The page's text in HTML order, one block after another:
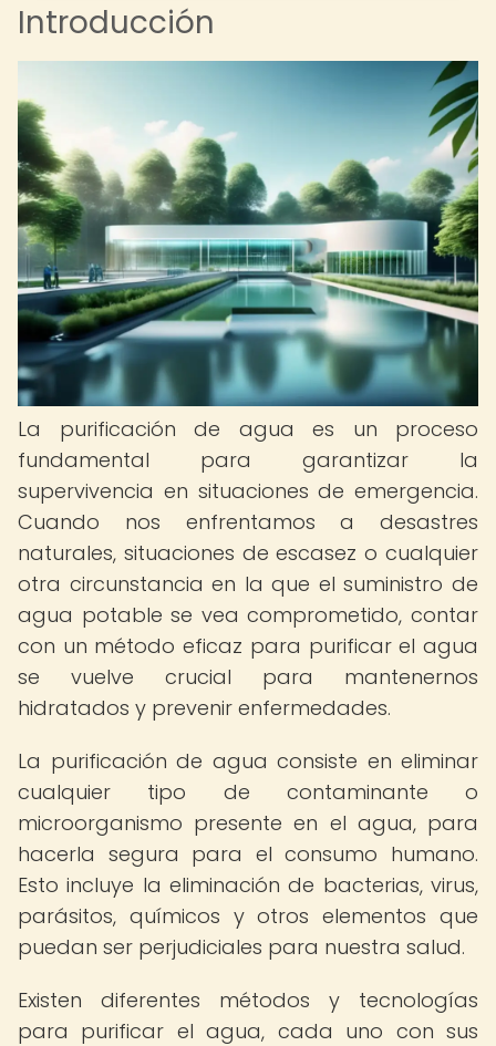
Introducción
La purificación de agua es un proceso
fundamental para garantizar la
supervivencia en situaciones de emergencia.
Cuando nos enfrentamos a desastres
naturales, situaciones de escasez o cualquier
otra circunstancia en la que el suministro de
agua potable se vea comprometido, contar
con un método eficaz para purificar el agua
se vuelve crucial para mantenernos
hidratados y prevenir enfermedades.
La purificación de agua consiste en eliminar
cualquier tipo de contaminante o
microorganismo presente en el agua, para
hacerla segura para el consumo humano.
Esto incluye la eliminación de bacterias, virus,
parásitos, químicos y otros elementos que
puedan ser perjudiciales para nuestra salud.
Existen diferentes métodos y tecnologías
para purificar el agua, cada uno con sus